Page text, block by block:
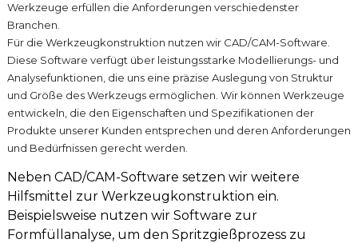
Werkzeuge erfüllen die Anforderungen verschiedenster
Branchen.
Für die Werkzeugkonstruktion nutzen wir CAD/CAM-Software.
Diese Software verfügt über leistungsstarke Modellierungs- und
Analysefunktionen, die uns eine präzise Auslegung von Struktur
und Größe des Werkzeugs ermöglichen. Wir können Werkzeuge
entwickeln, die den Eigenschaften und Spezifikationen der
Produkte unserer Kunden entsprechen und deren Anforderungen
und Bedürfnissen gerecht werden.
Neben CAD/CAM-Software setzen wir weitere
Hilfsmittel zur Werkzeugkonstruktion ein.
Beispielsweise nutzen wir Software zur
Formfüllanalyse, um den Spritzgießprozess zu